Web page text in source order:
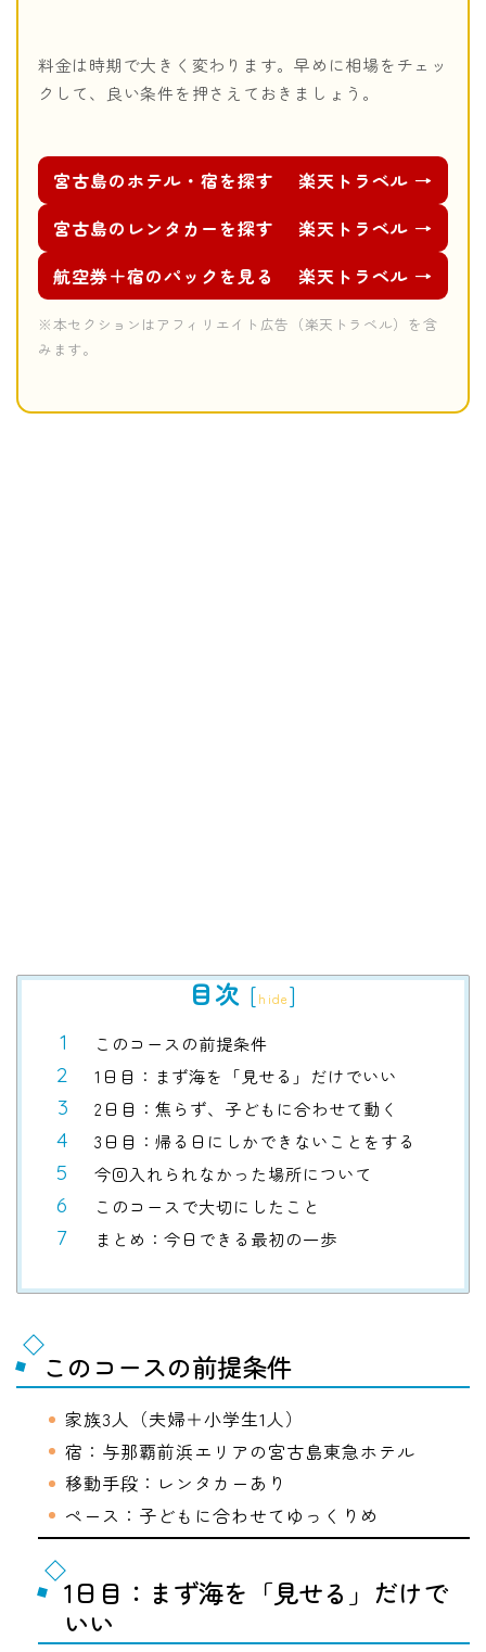
料金は時期で大きく変わります。早めに相場をチェッ
クして、良い条件を押さえておきましょう。
宮古島のホテル・宿を探す
楽天トラベル →
宮古島のレンタカーを探す
楽天トラベル →
航空券＋宿のパックを見る
楽天トラベル →
※本セクションはアフィリエイト広告（楽天トラベル）を含
みます。
目次 [hide]
このコースの前提条件
1日目：まず海を「見せる」だけでいい
2日目：焦らず、子どもに合わせて動く
3日目：帰る日にしかできないことをする
今回入れられなかった場所について
このコースで大切にしたこと
まとめ：今日できる最初の一歩
このコースの前提条件
家族3人（夫婦＋小学生1人）
宿：与那覇前浜エリアの宮古島東急ホテル
移動手段：レンタカーあり
ペース：子どもに合わせてゆっくりめ
1日目：まず海を「見せる」だけで
いい